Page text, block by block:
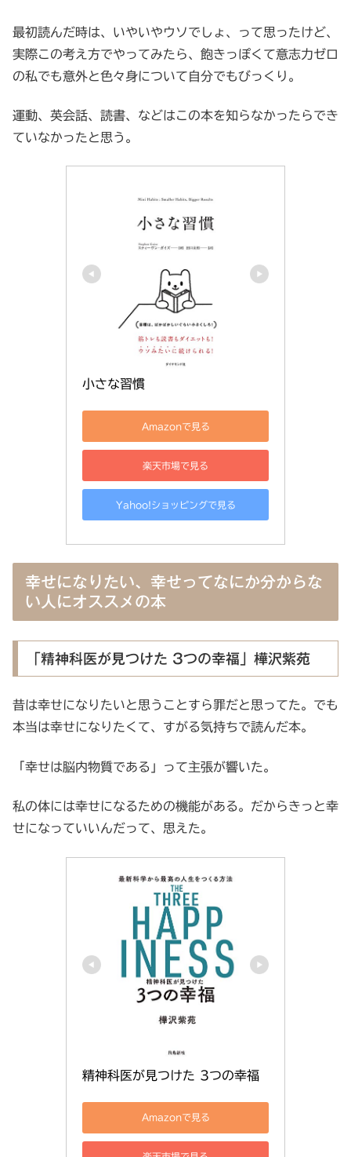
最初読んだ時は、いやいやウソでしょ、って思ったけど、
実際この考え方でやってみたら、飽きっぽくて意志力ゼロ
の私でも意外と色々身について自分でもびっくり。
運動、英会話、読書、などはこの本を知らなかったらでき
ていなかったと思う。
小さな習慣
Amazonで見る
楽天市場で見る
Yahoo!ショッピングで見る
幸せになりたい、幸せってなにか分からな
い人にオススメの本
「精神科医が見つけた 3つの幸福」樺沢紫苑
昔は幸せになりたいと思うことすら罪だと思ってた。でも
本当は幸せになりたくて、すがる気持ちで読んだ本。
「幸せは脳内物質である」って主張が響いた。
私の体には幸せになるための機能がある。だからきっと幸
せになっていいんだって、思えた。
精神科医が見つけた 3つの幸福
Amazonで見る